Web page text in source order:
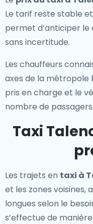
Le tarif reste stable
permet d’anticiper
sans incertitude.
Les chauffeurs
axes de la métropole
pris en charge et le
nombre de passagers.
Taxi
Les trajets en taxi à
et les zones voisines,
longues selon le
s’effectue de